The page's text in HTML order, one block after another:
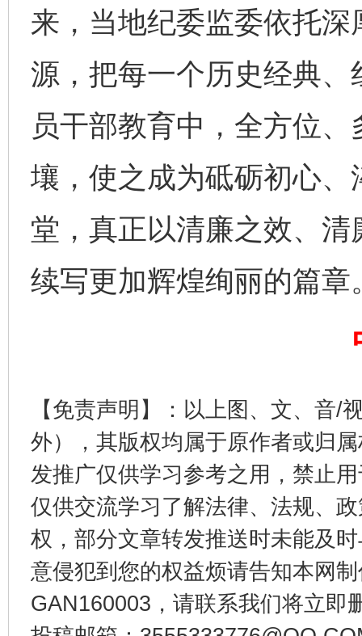
来，当地纪委监委依托
源，把每一个历史经典
员干部教育中，全方位
壤，使之成为砥砺初心
堂，真正以清廉之效、
续写更加辉煌绚丽的篇章
【免责声明】：以上图、文、音/
外），其版权均属于原作者或归
发推广仅供学习参考之用，禁止
仅供交流学习了解法律、法规、
权，部分文章转发推送时未能及
意侵犯到您的权益烦请告知本网
GAN160003，请联系我们将立即
完善运行机制助力责任有效落实 一纸欠